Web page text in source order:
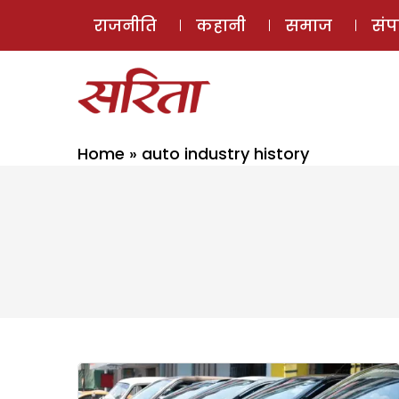
राजनीति कहानी समाज
Home » auto industry history